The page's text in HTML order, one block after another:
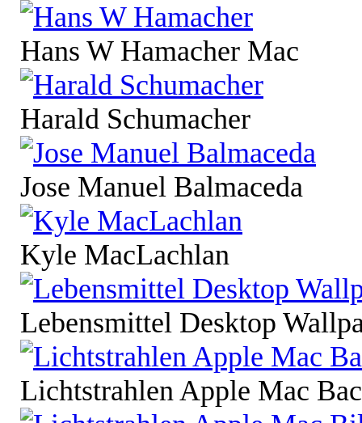
Hans W Hamacher Mac
Harald Schumacher
Jose Manuel Balmaceda
Kyle MacLachlan
Lebensmittel Desktop
Lichtstrahlen Apple Mac